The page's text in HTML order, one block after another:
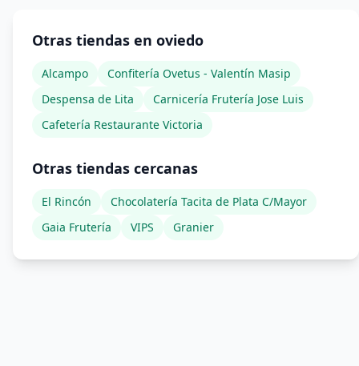
Otras tiendas en oviedo
Alcampo
Confitería Ovetus - Valentín Masip
Despensa de Lita
Carnicería Frutería Jose Luis
Cafetería Restaurante Victoria
Otras tiendas cercanas
El Rincón
Chocolatería Tacita de Plata C/Mayor
Gaia Frutería
VIPS Granier